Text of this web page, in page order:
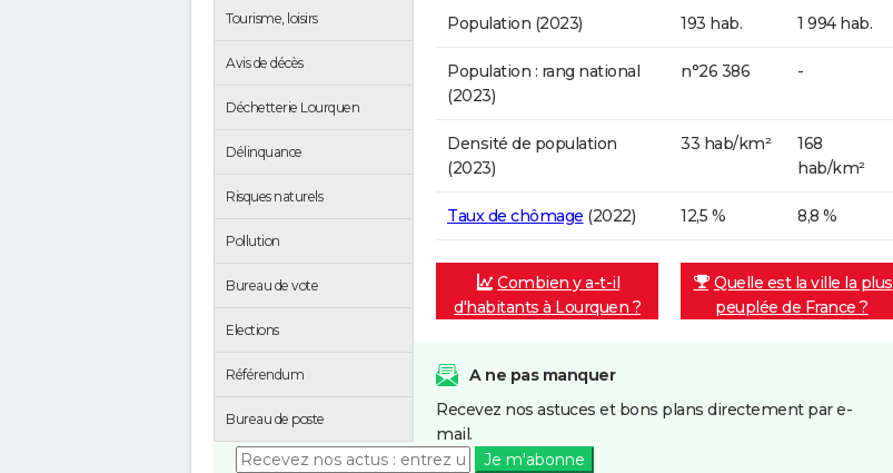
Tourisme, loisirs
Avis de décès
Déchetterie Lourquen
Délinquance
Risques naturels
Pollution
Bureau de vote
Elections
Référendum
Bureau de poste
Population (2023) 193 hab. 1 994 hab.
Population : rang national
(2023)
n°26 386 -
Densité de population
(2023)
33 hab/km²
168
hab/km²
Taux de chômage (2022) 12,5 % 8,8 %
Combien y a-t-il
d'habitants à Lourquen ?
Quelle est la ville la plus
peuplée de France ?
A ne pas manquer
Recevez nos astuces et bons plans directement par e-
mail.
Je m'abonne